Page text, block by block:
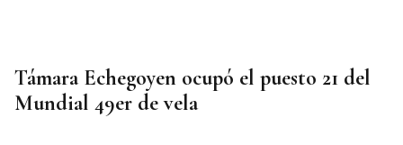
Támara Echegoyen ocupó el puesto 21 del
Mundial 49er de vela